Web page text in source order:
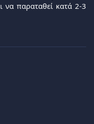
να παραταθεί κατά 2-3